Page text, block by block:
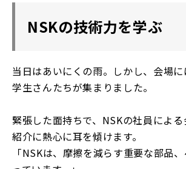
NSKの技術力を学ぶ
当日はあいにくの雨。しかし、会場
学生さんたちが集まりました。
緊張した面持ちで、NSKの社員によ
紹介に熱心に耳を傾けます。
「NSKは、摩擦を減らす重要な部品